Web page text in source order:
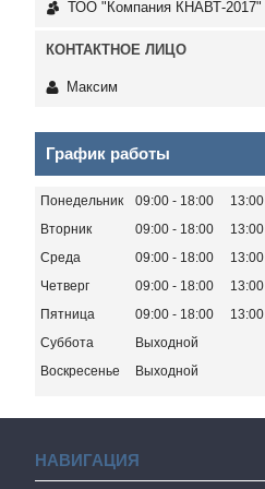
ТОО "Компания КНАВТ-2017"
Максим
График работы
Понедельник 09:00 18:00 13:00
Вторник
09:00 18:00 13:00
Среда
09:00 18:00 13:00
Четверг
09:00 18:00 13:00
Пятница
09:00 18:00 13:00
Суббота
Выходной
Воскресенье
Выходной
НАВИГАЦИЯ